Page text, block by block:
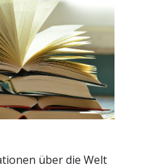
über die Welt